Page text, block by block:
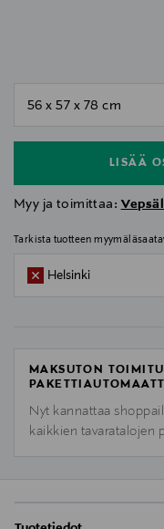
LISÄÄ
Myy ja toimittaa:
Tarkista tuotteen
Helsinki
MAKSUTON
Nyt kannattaa
kaikkien tavaratalojen